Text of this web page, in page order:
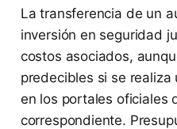
La transferencia de un
inversión en seguridad
costos asociados,
predecibles si se realiza
en los portales oficiales
correspondiente.